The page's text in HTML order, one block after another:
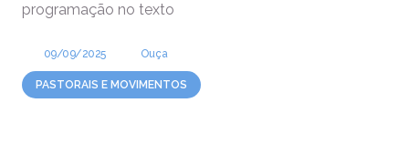
programação no texto
09/09/2025 Ouça
PASTORAIS E MOVIMENTOS